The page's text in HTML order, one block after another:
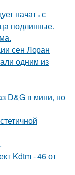
начать с
подлинные.
сен Лоран
одним из
D&G в мини, но
Kdtm - 46 от